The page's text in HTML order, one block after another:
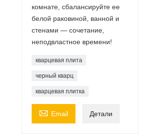
комнате, сбалансируйте ее
белой раковиной, ванной и
стенами — сочетание,
неподвластное времени!
кварцевая плита
черный кварц
кварцевая плитка
 Email Детали